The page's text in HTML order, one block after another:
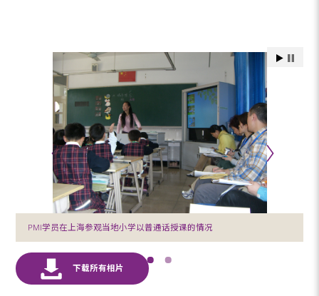
PMI学员在上海参观当地小学以普通话授课的情况